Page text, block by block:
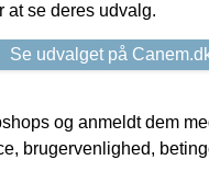
at se deres udvalg.
Se udvalget på
og anmeldt dem
brugervenlighed,